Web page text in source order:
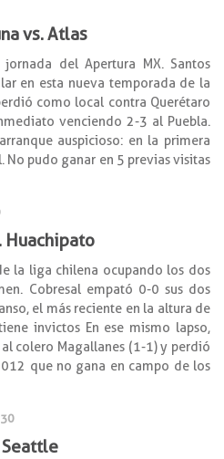
vs. Atlas
del Apertura MX. Santos
en esta nueva temporada de la
como local contra Querétaro
venciendo 2-3 al Puebla.
auspicioso: en la primera
No pudo ganar en 5 previas visitas
Huachipato
la liga chilena ocupando los dos
Cobresal empató 0-0 sus dos
el más reciente en la altura de
invictos En ese mismo lapso,
colero Magallanes (1-1) y perdió
que no gana en campo de los
Seattle